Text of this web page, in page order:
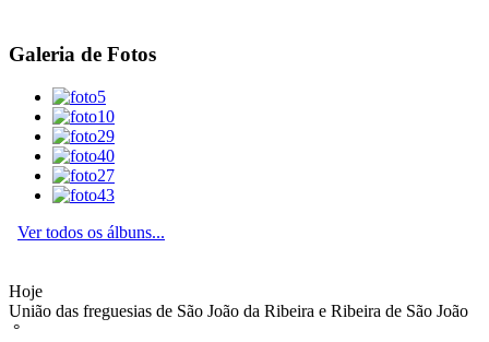
Galeria de Fotos
Ver todos os álbuns...
Hoje
União das freguesias de São João da Ribeira e Ribeira de São João
°